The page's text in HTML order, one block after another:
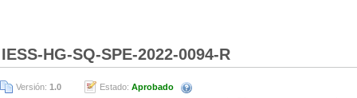
IESS-HG-SQ-SPE-2022-0094-R
Versión: 1.0 Estado: Aprobado